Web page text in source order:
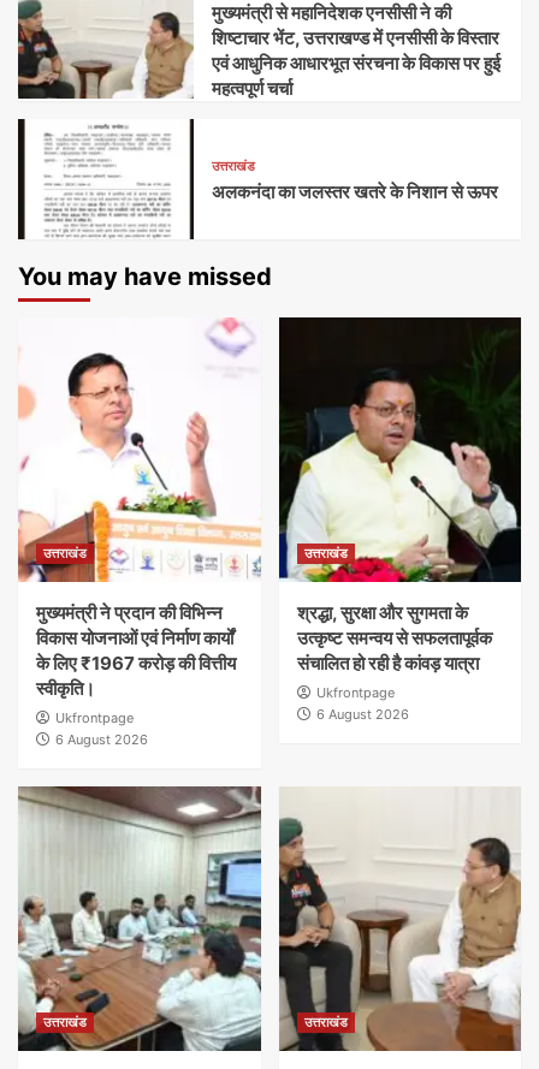
मुख्यमंत्री से महानिदेशक एनसीसी ने की
शिष्टाचार भेंट, उत्तराखण्ड में एनसीसी के विस्तार
एवं आधुनिक आधारभूत संरचना के विकास पर हुई
महत्वपूर्ण चर्चा
उत्तराखंड
अलकनंदा का जलस्तर खतरे के निशान से ऊपर
You may have missed
उत्तराखंड
मुख्यमंत्री ने प्रदान की विभिन्न
विकास योजनाओं एवं निर्माण कार्यों
के लिए ₹1967 करोड़ की वित्तीय
स्वीकृति।
Ukfrontpage
6 August 2026
उत्तराखंड
श्रद्धा, सुरक्षा और सुगमता के
उत्कृष्ट समन्वय से सफलतापूर्वक
संचालित हो रही है कांवड़ यात्रा
Ukfrontpage
6 August 2026
उत्तराखंड उत्तराखंड